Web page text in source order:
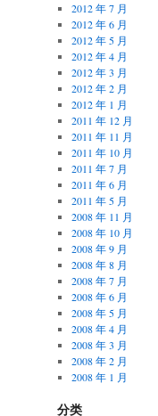
2012 年 7 月
2012 年 6 月
2012 年 5 月
2012 年 4 月
2012 年 3 月
2012 年 2 月
2012 年 1 月
2011 年 12 月
2011 年 11 月
2011 年 10 月
2011 年 7 月
2011 年 6 月
2011 年 5 月
2008 年 11 月
2008 年 10 月
2008 年 9 月
2008 年 8 月
2008 年 7 月
2008 年 6 月
2008 年 5 月
2008 年 4 月
2008 年 3 月
2008 年 2 月
2008 年 1 月
分类